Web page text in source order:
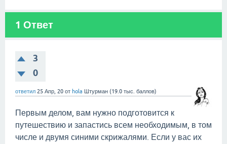
1 Ответ
3
0
ответил 25 Апр, 20 от hola Штурман (19.0 тыс. баллов)
Первым делом, вам нужно подготовится к
путешествию и запастись всем необходимым, в том
числе и двумя синими скрижалями. Если у вас их